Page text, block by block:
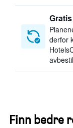
derfor
Finn bedre